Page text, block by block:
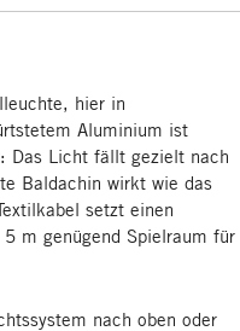
hier in
Aluminium ist
Das Licht fällt gezielt nach
Baldachin wirkt wie das
setzt einen
m genügend Spielraum für
nach oben oder